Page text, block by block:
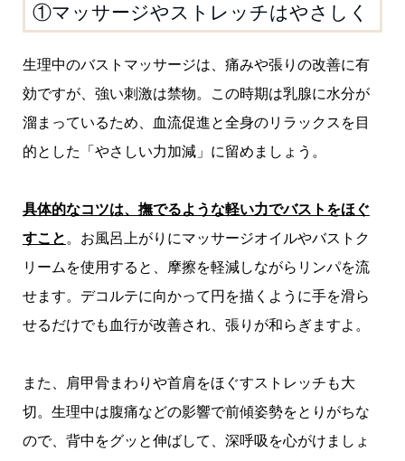
①マッサージやストレッチはやさしく
生理中のバストマッサージは、痛みや張りの改善に有
効ですが、強い刺激は禁物。この時期は乳腺に水分が
溜まっているため、血流促進と全身のリラックスを目
的とした「やさしい力加減」に留めましょう。
具体的なコツは、撫でるような軽い力でバストをほぐ
すこと 。お風呂上がりにマッサージオイルやバストク
リームを使用すると、摩擦を軽減しながらリンパを流
せます。デコルテに向かって円を描くように手を滑ら
せるだけでも血行が改善され、張りが和らぎますよ。
また、肩甲骨まわりや首肩をほぐすストレッチも大
切。生理中は腹痛などの影響で前傾姿勢をとりがちな
ので、背中をグッと伸ばして、深呼吸を心がけましょ